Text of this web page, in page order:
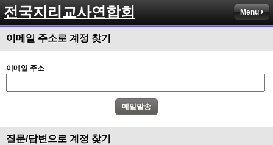
전국지리교사연합회 Menu
이메일 주소로 계정 찾기
이메일 주소
질문/답변으로 계정 찾기